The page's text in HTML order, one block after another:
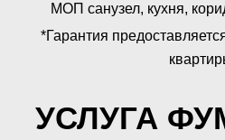
МОП санузел, кухня,
*Гарантия
УСЛУГА